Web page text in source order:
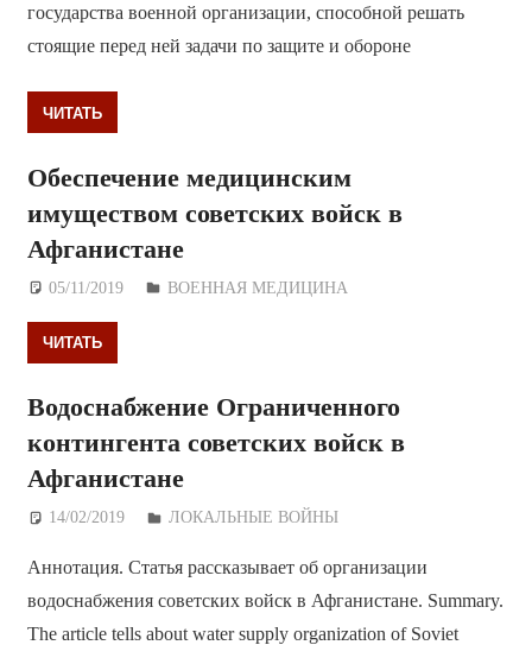
государства военной организации, способной решать
стоящие перед ней задачи по защите и обороне
ЧИТАТЬ
Обеспечение медицинским
имуществом советских войск в
Афганистане
05/11/2019 Дежурный по Редакции
ВОЕННАЯ МЕДИЦИНА
ЧИТАТЬ
Водоснабжение Ограниченного
контингента советских войск в
Афганистане
14/02/2019 Дежурный по Редакции
ЛОКАЛЬНЫЕ ВОЙНЫ
Аннотация. Статья рассказывает об организации
водоснабжения советских войск в Афганистане. Summary.
The article tells about water supply organization of Soviet